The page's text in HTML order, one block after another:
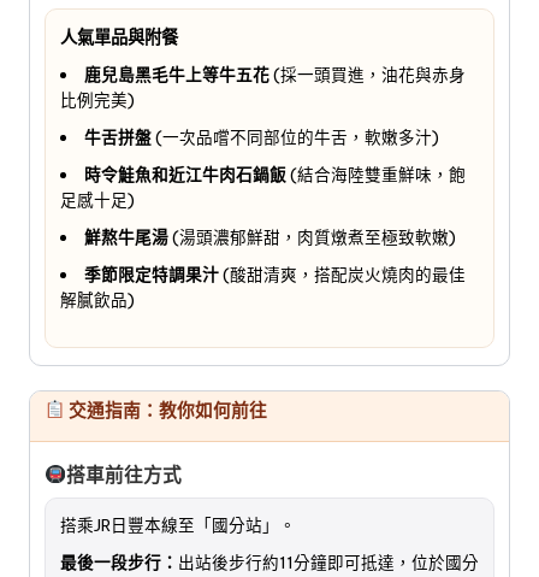
人氣單品與附餐
鹿兒島黑毛牛上等牛五花(採一頭買進，油花與赤身
比例完美)
牛舌拼盤(一次品嚐不同部位的牛舌，軟嫩多汁)
時令鮭魚和近江牛肉石鍋飯(結合海陸雙重鮮味，飽
足感十足)
鮮熬牛尾湯(湯頭濃郁鮮甜，肉質燉煮至極致軟嫩)
季節限定特調果汁(酸甜清爽，搭配炭火燒肉的最佳
解膩飲品)
交通指南：教你如何前往
搭車前往方式
搭乘JR日豐本線至「國分站」。
最後一段步行： 出站後步行約11分鐘即可抵達，位於國分